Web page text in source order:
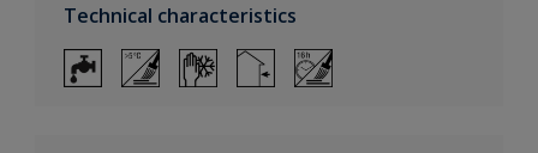
Technical characteristics